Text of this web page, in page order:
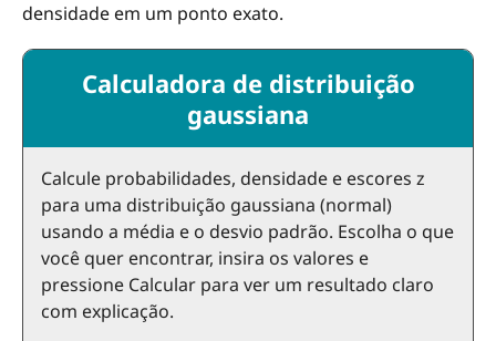
densidade em um ponto exato.
Calculadora de distribuição
gaussiana
Calcule probabilidades, densidade e escores z
para uma distribuição gaussiana (normal)
usando a média e o desvio padrão. Escolha o que
você quer encontrar, insira os valores e
pressione Calcular para ver um resultado claro
com explicação.